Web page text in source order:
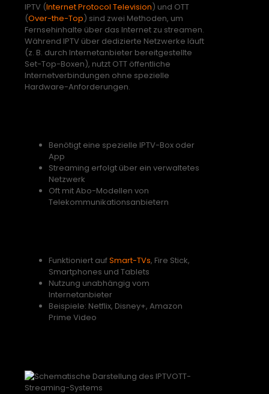
IPTV (Internet Protocol Television) und OTT
(Over-the-Top) sind zwei Methoden, um
Fernsehinhalte über das Internet zu streamen.
Während IPTV über dedizierte Netzwerke läuft
(z. B. durch Internetanbieter bereitgestellte
Set-Top-Boxen), nutzt OTT öffentliche
Internetverbindungen ohne spezielle
Hardware-Anforderungen.
Benötigt eine spezielle IPTV-Box oder
App
Streaming erfolgt über ein verwaltetes
Netzwerk
Oft mit Abo-Modellen von
Telekommunikationsanbietern
Funktioniert aufSmart-TVs, Fire Stick,
Smartphones und Tablets
Nutzung unabhängig vom
Internetanbieter
Beispiele: Netflix, Disney+, Amazon
Prime Video